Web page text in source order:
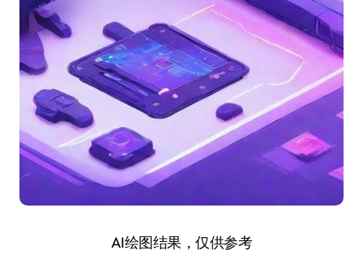
AI绘图结果，仅供参考